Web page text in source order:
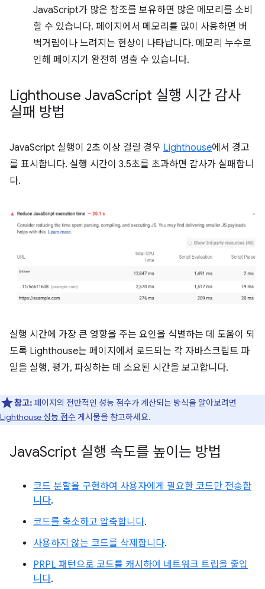
JavaScript가 많은 참조를 보유하면 많은 메모리를 소비
할 수 있습니다. 페이지에서 메모리를 많이 사용하면 버
벅거림이나 느려지는 현상이 나타납니다. 메모리 누수로
인해 페이지가 완전히 멈출 수 있습니다.
Lighthouse JavaScript 실행 시간 감사
실패 방법
JavaScript 실행이 2초 이상 걸릴 경우 Lighthouse에서 경고
를 표시합니다. 실행 시간이 3.5초를 초과하면 감사가 실패합니
다.
실행 시간에 가장 큰 영향을 주는 요인을 식별하는 데 도움이 되
도록 Lighthouse는 페이지에서 로드되는 각 자바스크립트 파
일을 실행, 평가, 파싱하는 데 소요된 시간을 보고합니다.
참고:페이지의 전반적인 성능 점수가 계산되는 방식을 알아보려면
Lighthouse 성능 점수 게시물을 참고하세요.
JavaScript 실행 속도를 높이는 방법
코드 분할을 구현하여 사용자에게 필요한 코드만 전송합
니다.
코드를 축소하고 압축합니다.
사용하지 않는 코드를 삭제합니다.
PRPL 패턴으로 코드를 캐시하여 네트워크 트립을 줄입
니다.